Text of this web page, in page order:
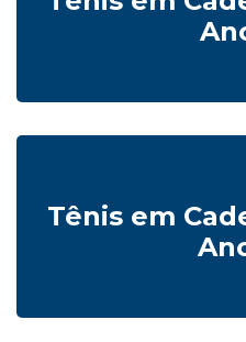
Tênis em